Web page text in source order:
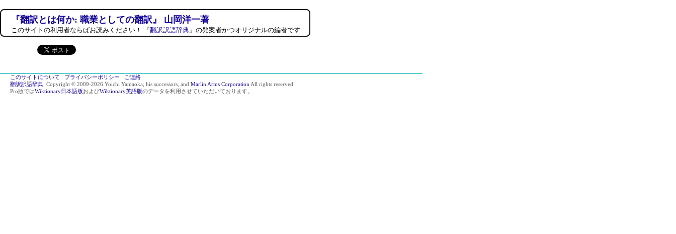
『翻訳とは何か: 職業としての翻訳』 山岡洋一著
このサイトの利用者ならばお読みください！ 『翻訳訳語辞典 』の発案者かつオリジナルの編者です
このサイトについて プライバシーポリシー
ご連絡
翻訳訳語辞典 . Copyright © 2009-2026 Yoichi Yamaoka, his successors, and Marlin Arms Corporation All rights reserved.
Pro版ではWiktionary日本語版およびWiktionary英語版のデータを利用させていただいております。